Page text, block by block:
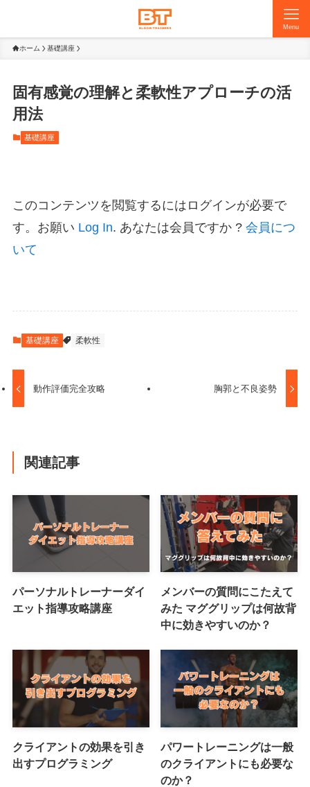
Menu
ホーム 基礎講座
固有感覚の理解と柔軟性アプローチの活
用法
基礎講座
このコンテンツを閲覧するにはログインが必要で
す。お願い Log In. あなたは会員ですか ? 会員につ
いて
基礎講座 柔軟性
動作評価完全攻略 胸郭と不良姿勢
関連記事
パーソナルトレーナーダイ
エット指導攻略講座
メンバーの質問にこたえて
みた マググリップは何故背
中に効きやすいのか？
クライアントの効果を引き
出すプログラミング
パワートレーニングは一般
のクライアントにも必要な
のか？